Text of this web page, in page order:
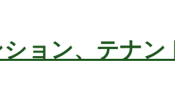
ョン、テナン